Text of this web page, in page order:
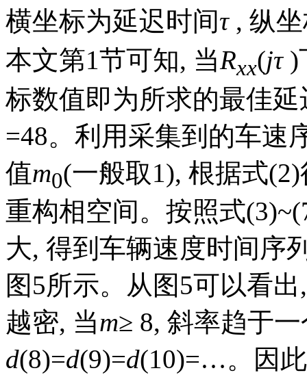
横坐标为延迟时间τ , 纵
本文第1节可知, 当Rxx(jτ )
标数值即为所求的最佳延
=48。利用采集到的车速
值m0(一般取1), 根据式
重构相空间。按照式
大, 得到车辆速度时间序
图5所示。从图5可以看
越密, 当m≥ 8, 斜率趋于
d(8)=d(9)=d(10)=…。因